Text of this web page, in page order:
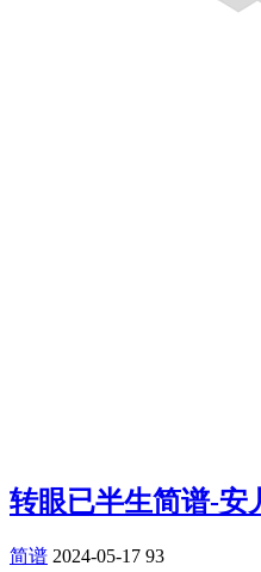
转眼已半生简谱-安
简谱 2024-05-17 93